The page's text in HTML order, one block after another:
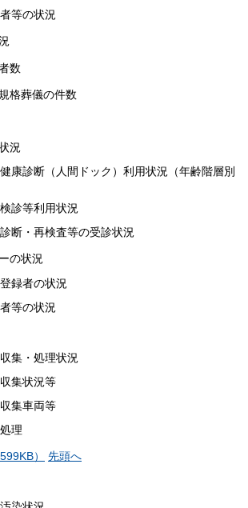
の状況
数
格葬儀の件数
況
診断（人間ドック）利用状況（年齢階層別
等利用状況
・再検査等の受診状況
の状況
者の状況
の状況
・処理状況
状況等
車両等
理
） 先頭へ